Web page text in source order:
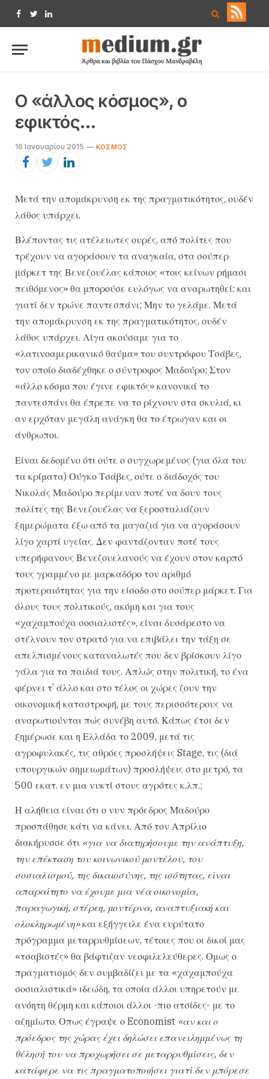
Facebook
TwitterLinkedIn
Ο «άλλος κόσμος», ο
εφικτός…
16 Ιανουαρίου 2015 KΌΣΜΟΣ
Μετά την απομάκρυνση εκ της πραγματικότητος, ουδέν
λάθος υπάρχει.
Βλέποντας τις ατέλειωτες ουρές, από πολίτες που
τρέχουν να αγοράσουν τα αναγκαία, στα σούπερ
μάρκετ της Βενεζουέλας κάποιος «τοις κείνων ρήμασι
πειθόμενος» θα μπορούσε ευλόγως να αναρωτηθεί: και
γιατί δεν τρώνε παντεσπάνι; Μην το γελάμε. Μετά
την απομάκρυνση εκ της πραγματικότητος, ουδέν
λάθος υπάρχει. Λίγα ακούσαμε για το
«λατινοαμερικανικό θαύμα» του συντρόφου Τσάβες,
τον οποίο διαδέχθηκε ο σύντροφος Μαδούρο; Στον
«άλλο κόσμο που έγινε εφικτός» κανονικά το
παντεσπάνι θα έπρεπε να το ρίχνουν στα σκυλιά, κι
αν ερχόταν μεγάλη ανάγκη θα το έτρωγαν και οι
άνθρωποι.
Είναι δεδομένο ότι ούτε ο συγχωρεμένος (για όλα του
τα κρίματα) Ούγκο Τσάβες, ούτε ο διάδοχός του
Νικολάς Μαδούρο περίμεναν ποτέ να δουν τους
πολίτες της Βενεζουέλας να ξεροσταλιάζουν
ξημερώματα έξω από τα μαγαζιά για να αγοράσουν
λίγο χαρτί υγείας. Δεν φαντάζονταν ποτέ τους
υπερήφανους Βενεζουελανούς να έχουν στον καρπό
τους γραμμένο με μαρκαδόρο τον αριθμό
προτεραιότητας για την είσοδο στο σούπερ μάρκετ. Για
όλους τους πολιτικούς, ακόμη και για τους
«χαχαμπούχα σοσιαλιστές», είναι δυσάρεστο να
στέλνουν τον στρατό για να επιβάλει την τάξη σε
απελπισμένους καταναλωτές που δεν βρίσκουν λίγο
γάλα για τα παιδιά τους. Απλώς στην πολιτική, το ένα
φέρνει τ’ άλλο και στο τέλος οι χώρες ζουν την
οικονομική καταστροφή, με τους περισσότερους να
αναρωτιούνται πώς συνέβη αυτό. Κάπως έτσι δεν
ξημέρωσε και η Ελλάδα το 2009, μετά τις
αγροφυλακές, τις αθρόες προσλήψεις Stage, τις (διά
υπουργικών σημειωμάτων) προσλήψεις στο μετρό, τα
500 εκατ. εν μια νυκτί στους αγρότες κ.λπ.;
Η αλήθεια είναι ότι ο νυν πρόεδρος Μαδούρο
προσπάθησε κάτι να κάνει. Από τον Απρίλιο
διακήρυσσε ότι «για να διατηρήσουμε την ανάπτυξη,
την επέκταση του κοινωνικού μοντέλου, του
σοσιαλισμού, της δικαιοσύνης, της ισότητας, είναι
απαραίτητο να έχουμε μια νέα οικονομία,
παραγωγική, στέρεη, μοντέρνα, αναπτυξιακή και
ολοκληρωμένη»και εξήγγειλε ένα ευρύτατο
πρόγραμμα μεταρρυθμίσεων, τέτοιες που οι δικοί μας
«τσαβιστές» θα βάφτιζαν νεοφιλελεύθερες. Ομως ο
πραγματισμός δεν συμβαδίζει με τα «χαχαμπούχα
σοσιαλιστικά» ιδεώδη, τα οποία άλλοι υπηρετούν με
ανόητη θέρμη και κάποιοι άλλοι -πιο ατσίδες- με το
αζημίωτο. Οπως έγραψε ο Economist «αν και ο
πρόεδρος της χώρας έχει δηλώσει επανειλημμένως τη
θέλησή του να προχωρήσει σε μεταρρυθμίσεις, δεν
κατάφερε να τις πραγματοποιήσει γιατί δεν μπόρεσε